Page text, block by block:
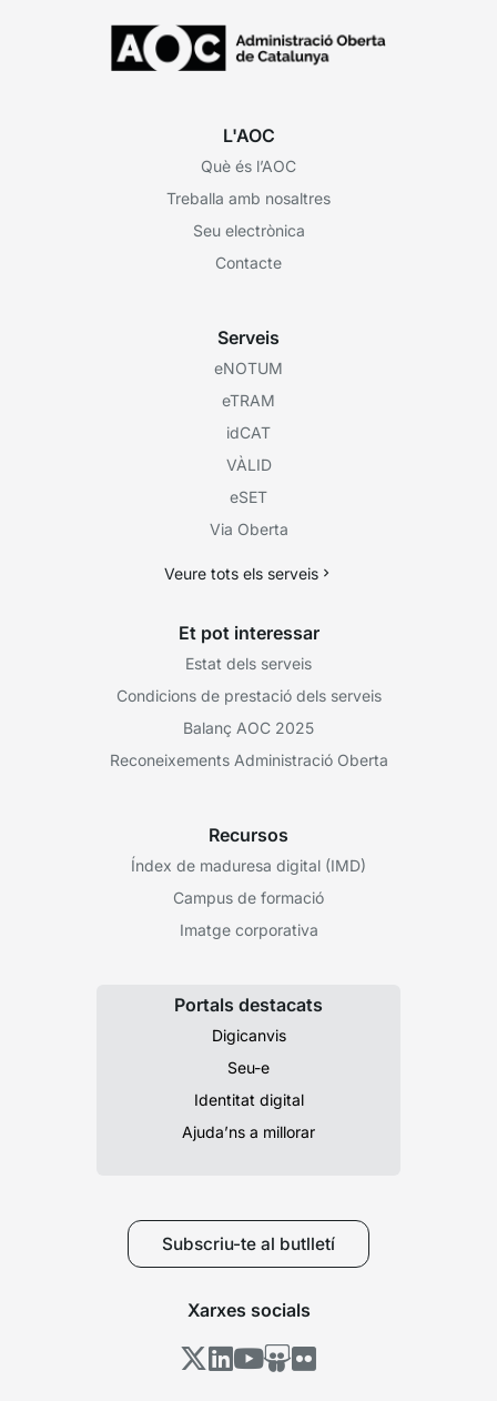
L'AOC
Què és l’AOC
Treballa amb nosaltres
Seu electrònica
Contacte
Serveis
eNOTUM
eTRAM
idCAT
VÀLID
eSET
Via Oberta
Veure tots els serveis
Et pot interessar
Estat dels serveis
Condicions de prestació dels serveis
Balanç AOC 2025
Reconeixements Administració Oberta
Recursos
Índex de maduresa digital (IMD)
Campus de formació
Imatge corporativa
Portals destacats
Digicanvis
Seu-e
Identitat digital
Ajuda’ns a millorar
Subscriu-te al butlletí
Xarxes socials